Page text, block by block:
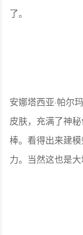
了。
安娜塔西亚·帕尔
皮肤，充满了神
棒。看得出来建
力。当然这也是